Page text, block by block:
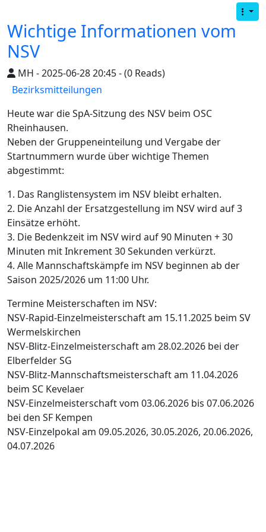
Wichtige Informationen vom
NSV
MH - 2025-06-28 20:45 - (0 Reads)
Bezirksmitteilungen
Heute war die SpA-Sitzung des NSV beim OSC
Rheinhausen.
Neben der Gruppeneinteilung und Vergabe der
Startnummern wurde über wichtige Themen
abgestimmt:
1. Das Ranglistensystem im NSV bleibt erhalten.
2. Die Anzahl der Ersatzgestellung im NSV wird auf 3
Einsätze erhöht.
3. Die Bedenkzeit im NSV wird auf 90 Minuten + 30
Minuten mit Inkrement 30 Sekunden verkürzt.
4. Alle Mannschaftskämpfe im NSV beginnen ab der
Saison 2025/2026 um 11:00 Uhr.
Termine Meisterschaften im NSV:
NSV-Rapid-Einzelmeisterschaft am 15.11.2025 beim SV
Wermelskirchen
NSV-Blitz-Einzelmeisterschaft am 28.02.2026 bei der
Elberfelder SG
NSV-Blitz-Mannschaftsmeisterschaft am 11.04.2026
beim SC Kevelaer
NSV-Einzelmeisterschaft vom 03.06.2026 bis 07.06.2026
bei den SF Kempen
NSV-Einzelpokal am 09.05.2026, 30.05.2026, 20.06.2026,
04.07.2026